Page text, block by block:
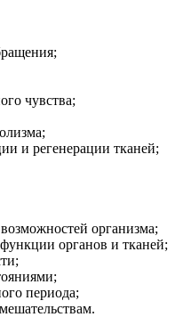
чувства;
и регенерации тканей;
организма;
органов и тканей;
периода;